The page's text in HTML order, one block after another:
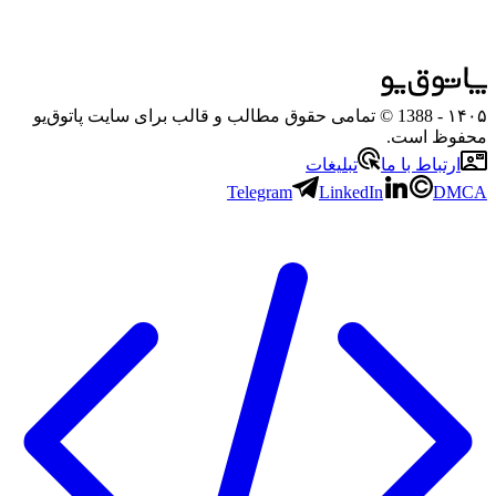
۱۴۰۵
- 1388 © تمامی حقوق مطالب و قالب برای سایت پاتوق‌یو
محفوظ است.
ارتباط با ما
تبلیغات
Telegram
LinkedIn DMCA